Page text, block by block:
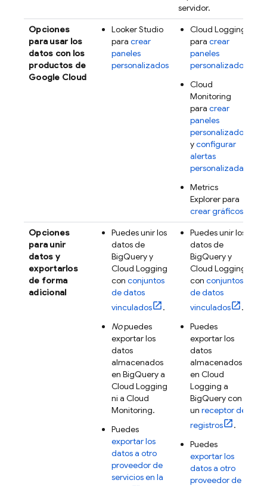
servidor.
Opciones
para usar los
datos con los
productos de
Google Cloud
LookerStudio
para crear
paneles
personalizados
Cloud Logging
para crear
paneles
personalizados
Cloud
Monitoring
para crear
paneles
personalizados
yconfigurar
alertas
personalizadas
Metrics
Explorerpara
crear gráficos
Opciones
para unir
datos y
exportarlos
de forma
adicional
Puedes unir los
datos de
BigQueryy
Cloud Logging
con conjuntos
de datos
vinculados
.
Nopuedes
exportar los
datos
almacenados
en BigQuerya
Cloud Logging
ni a Cloud
Monitoring.
Puedes
exportar los
datos a otro
proveedor de
servicios en la
Puedes unir los
datos de
BigQueryy
Cloud Logging
con conjuntos
de datos
vinculados
.
Puedes
exportar los
datos
almacenados
en Cloud
Logging a
BigQuerycon
un receptor de
registros
.
Puedes
exportar los
datos a otro
proveedor de